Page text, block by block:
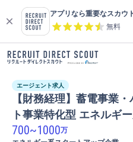
アプリなら重要なスカウ
無料
エージェント求人
【財務経理】蓄電事業
ト事業特化型 エネルギ
700~1000万